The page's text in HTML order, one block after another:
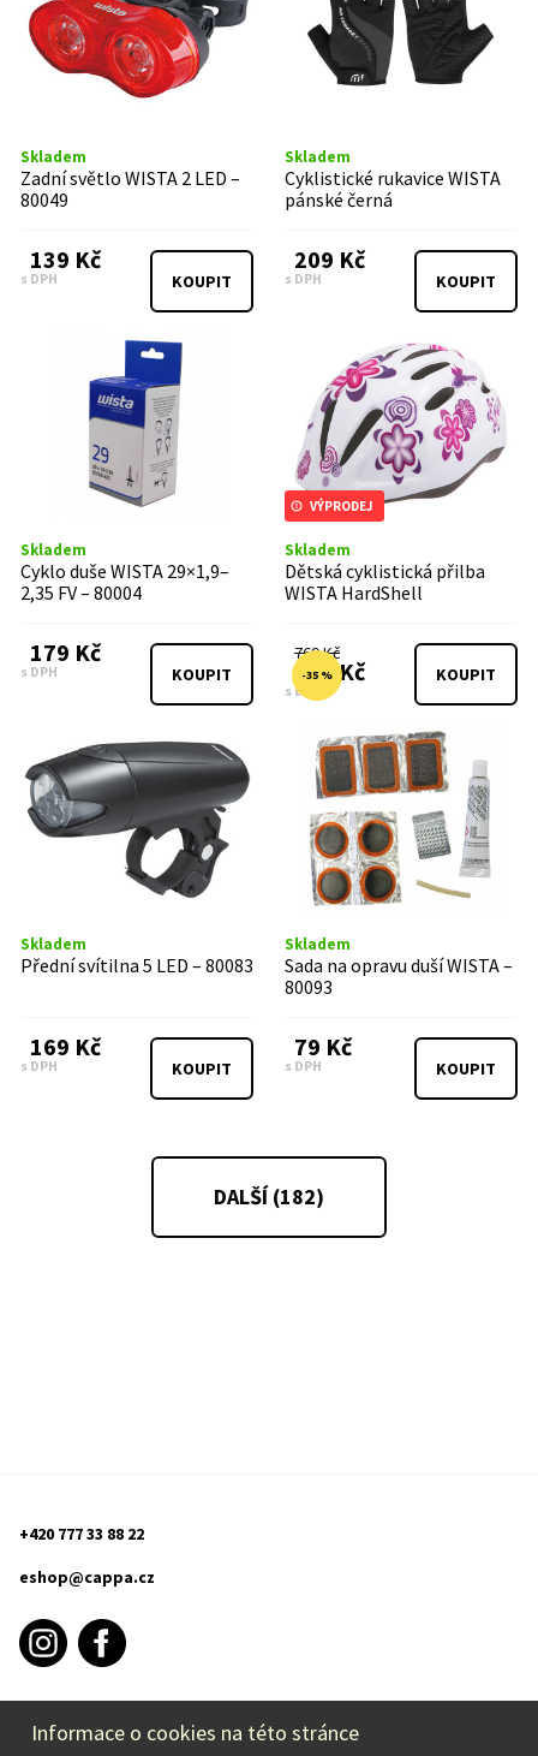
Skladem
Zadní světlo WISTA 2 LED –
80049
139 Kč
s DPH KOUPIT
Skladem
Cyklistické rukavice WISTA
pánské černá
209 Kč
s DPH KOUPIT
Skladem
Cyklo duše WISTA 29×1,9–
2,35 FV – 80004
179 Kč
s DPH KOUPIT
VÝPRODEJ
Skladem
Dětská cyklistická přilba
WISTA HardShell
769 Kč
499 Kč
-35 %
s DPH
KOUPIT
Skladem
Přední svítilna 5 LED – 80083
169 Kč
s DPH KOUPIT
Skladem
Sada na opravu duší WISTA –
80093
79 Kč
s DPH KOUPIT
DALŠÍ (182)
+420 777 33 88 22
eshop@cappa.cz
INFORMACE O NÁKUPU
Informace o cookies na této stránce